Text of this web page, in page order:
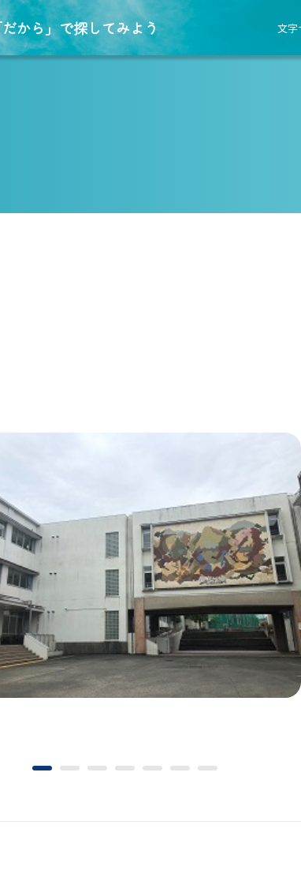
から」で探してみよう 文字